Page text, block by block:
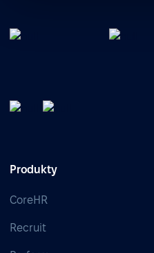
Produkty
CoreHR
Recruit